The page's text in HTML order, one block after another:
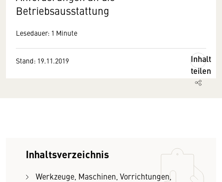
Betriebsausstattung
Lesedauer: 1 Minute
Stand: 19.11.2019
Inhalt
teilen
Inhaltsverzeichnis
Werkzeuge, Maschinen, Vorrichtungen,